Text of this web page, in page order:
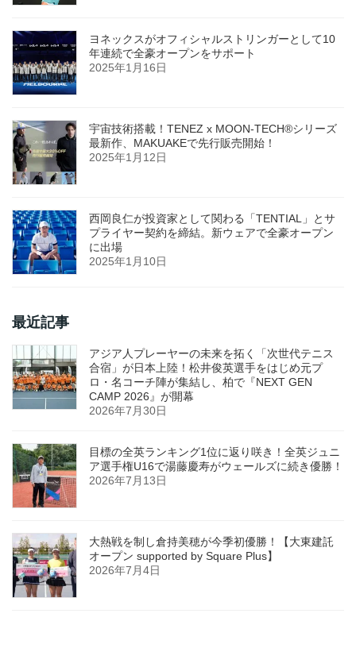
ヨネックスがオフィシャルストリンガーとして10
年連続で全豪オープンをサポート
2025年1月16日
宇宙技術搭載！TENEZ x MOON-TECH®シリーズ
最新作、MAKUAKEで先行販売開始！
2025年1月12日
西岡良仁が投資家として関わる「TENTIAL」とサ
プライヤー契約を締結。新ウェアで全豪オープン
に出場
2025年1月10日
最近記事
アジア人プレーヤーの未来を拓く「次世代テニス
合宿」が日本上陸！松井俊英選手をはじめ元プ
ロ・名コーチ陣が集結し、柏で『NEXT GEN
CAMP 2026』が開幕
2026年7月30日
目標の全英ランキング1位に返り咲き！全英ジュニ
ア選手権U16で湯藤慶寿がウェールズに続き優勝！
2026年7月13日
大熱戦を制し倉持美穂が今季初優勝！【大東建託
オープン supported by Square Plus】
2026年7月4日